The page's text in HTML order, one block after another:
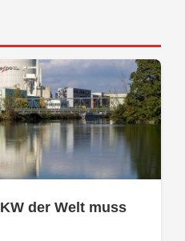
der Welt muss